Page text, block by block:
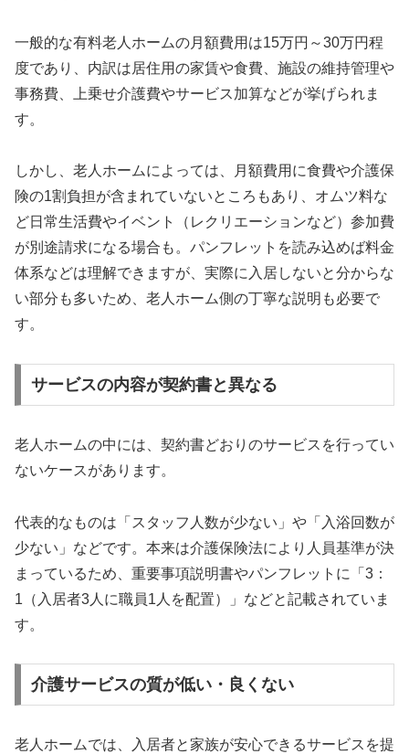
一般的な有料老人ホームの月額費用は15万円～30万円程
度であり、内訳は居住用の家賃や食費、施設の維持管理や
事務費、上乗せ介護費やサービス加算などが挙げられま
す。
しかし、老人ホームによっては、月額費用に食費や介護保
険の1割負担が含まれていないところもあり、オムツ料な
ど日常生活費やイベント（レクリエーションなど）参加費
が別途請求になる場合も。パンフレットを読み込めば料金
体系などは理解できますが、実際に入居しないと分からな
い部分も多いため、老人ホーム側の丁寧な説明も必要で
す。
サービスの内容が契約書と異なる
老人ホームの中には、契約書どおりのサービスを行ってい
ないケースがあります。
代表的なものは「スタッフ人数が少ない」や「入浴回数が
少ない」などです。本来は介護保険法により人員基準が決
まっているため、重要事項説明書やパンフレットに「3：
1（入居者3人に職員1人を配置）」などと記載されていま
す。
介護サービスの質が低い・良くない
老人ホームでは、入居者と家族が安心できるサービスを提